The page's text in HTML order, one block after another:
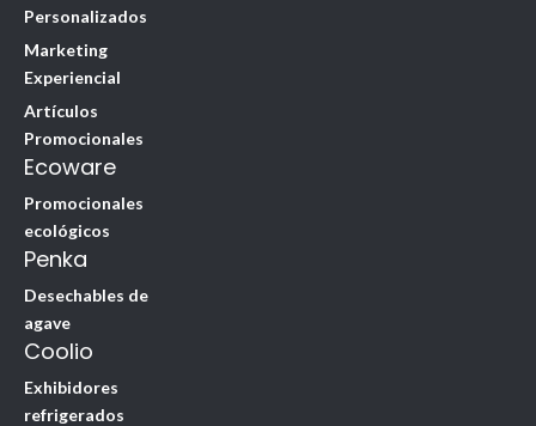
Personalizados
Marketing
Experiencial
Artículos
Promocionales
Ecoware
Promocionales
ecológicos
Penka
Desechables de
agave
Coolio
Exhibidores
refrigerados